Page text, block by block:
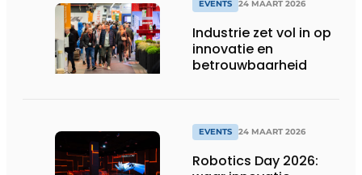
EVENTS 24 MAART 2026
Industrie zet vol in op
innovatie en
betrouwbaarheid
EVENTS 24 MAART 2026
Robotics Day 2026: